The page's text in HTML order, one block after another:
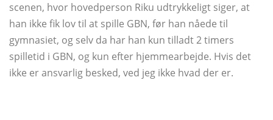
scenen, hvor hovedperson Riku udtrykkeligt siger, at
han ikke fik lov til at spille GBN, før han nåede til
gymnasiet, og selv da har han kun tilladt 2 timers
spilletid i GBN, og kun efter hjemmearbejde. Hvis det
ikke er ansvarlig besked, ved jeg ikke hvad der er.